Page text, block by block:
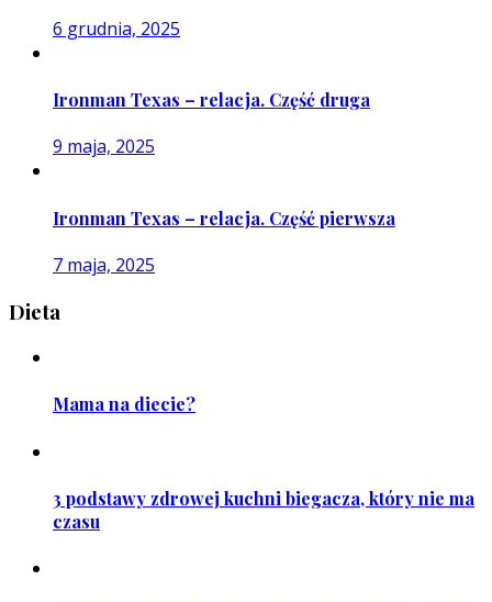
6 grudnia, 2025
Ironman Texas – relacja. Część druga
9 maja, 2025
Ironman Texas – relacja. Część pierwsza
7 maja, 2025
Dieta
Mama na diecie?
3 podstawy zdrowej kuchni biegacza, który nie ma
czasu